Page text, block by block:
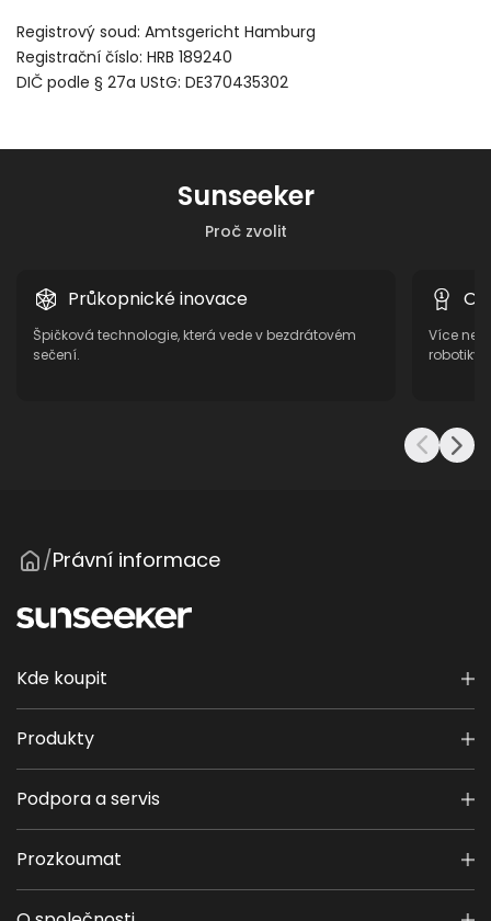
Registrový soud: Amtsgericht Hamburg
Registrační číslo: HRB 189240
DIČ podle § 27a UStG: DE370435302
Proč zvolit
Sunseeker
Průkopnické inovace
Špičková technologie, která vede v bezdrátovém
sečení.
Více než
robotiky,
/Právní informace
Kde koupit
Produkty
Podpora a servis
Prozkoumat